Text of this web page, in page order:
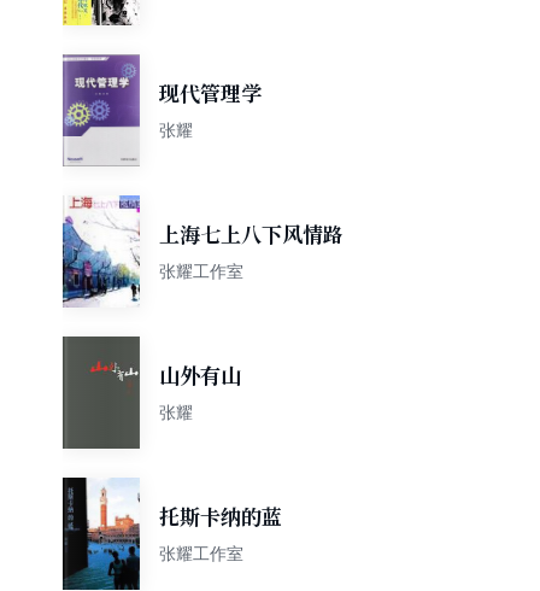
现代管理学
张耀
上海七上八下风情路
张耀工作室
山外有山
张耀
托斯卡纳的蓝
张耀工作室